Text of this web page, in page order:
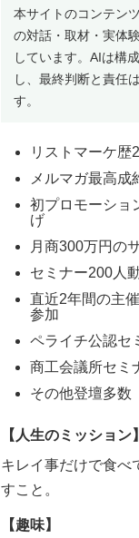
本サイトのコンテン
の対話・取材・実体
しています。AIは構
し、最終判断と責任
す。
リストマーケ歴
メルマガ最高
初プロモーシ
げ
月商300万円の
セミナー200人
直近2年間の主
参加
ペライチ公認セ
商工会議所セミ
その他登壇多数
【人生のミッション】
キレイ事だけで食べ
すこと。
【趣味】